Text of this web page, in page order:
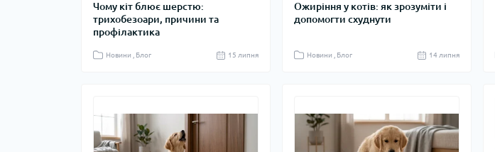
Чому кіт блює шерстю:
трихобезоари, причини та
профілактика
Новини , Блог 15 липня
Ожиріння у котів: як зрозуміти і
допомогти схуднути
Новини , Блог 14 липня